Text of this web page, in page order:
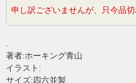
申し訳ございませんが、只今品切
著者:ホーキング青山
イラスト:
サイズ:四六並製